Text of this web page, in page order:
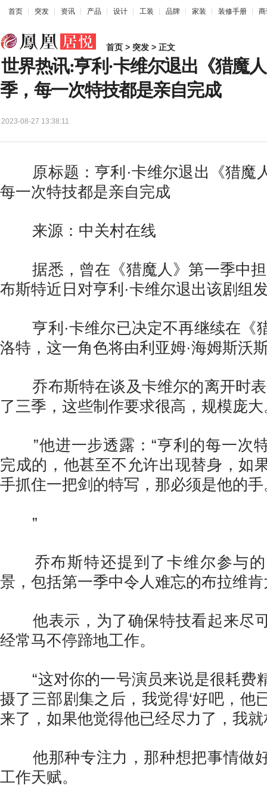
首页 突发 资讯 产品 设计 工装 品牌 家装 装修手册
首页 > 突发 > 正文
世界热讯:亨利·卡维尔退出《猎魔
季，每一次特技都是亲自完成
2023-08-27 13:38:11
原标题：亨利·卡维尔退出《猎魔
每一次特技都是亲自完成
来源：中关村在线
据悉，曾在《猎魔人》第一季中担
布斯特近日对亨利·卡维尔退出该剧组
亨利·卡维尔已决定不再继续在《
洛特，这一角色将由利亚姆·海姆斯沃
乔布斯特在谈及卡维尔的离开时表
了三季，这些制作要求很高，规模庞大
”他进一步透露：“亨利的每一次
完成的，他甚至不允许出现替身，如
手抓住一把剑的特写，那必须是他的手
”
乔布斯特还提到了卡维尔参与的
景，包括第一季中令人难忘的布拉维
他表示，为了确保特技看起来尽
经常马不停蹄地工作。
“这对你的一号演员来说是很耗费
摄了三部剧集之后，我觉得‘好吧，他
来了，如果他觉得他已经尽力了，我就
他那种专注力，那种想把事情做
工作天赋。